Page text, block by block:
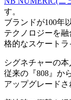
す。
ブランドが100年
テクノロジーを
格的なスケートラ
シグネチャーの
従来の『808』か
アップグレード